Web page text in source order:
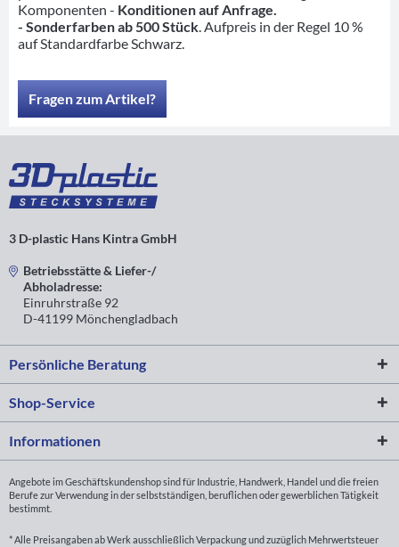
Komponenten - Konditionen auf Anfrage.
- Sonderfarben ab 500 Stück . Aufpreis in der Regel 10 %
auf Standardfarbe Schwarz.
Fragen zum Artikel?
3 D-plastic Hans Kintra GmbH
Betriebsstätte & Liefer-/
Abholadresse:
Einruhrstraße 92
D-41199 Mönchengladbach
Persönliche Beratung
Shop-Service
Informationen
Angebote im Geschäftskundenshop sind für Industrie, Handwerk, Handel und die freien
Berufe zur Verwendung in der selbstständigen, beruflichen oder gewerblichen Tätigkeit
bestimmt.
* Alle Preisangaben ab Werk ausschließlich Verpackung und zuzüglich Mehrwertsteuer